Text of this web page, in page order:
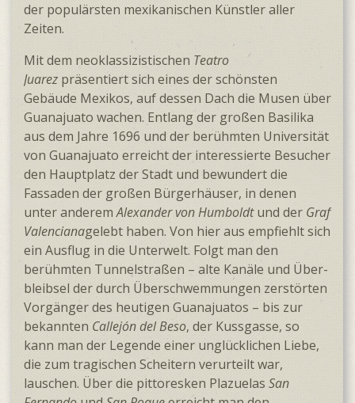
der populärsten mexikanischen Künstler aller
Zeiten.
Mit dem neoklassizistischen Teatro
Juarez präsentiert sich eines der schönsten
Gebäude Mexikos, auf dessen Dach die Musen über
Guana­juato wachen. Entlang der großen Basilika
aus dem Jahre 1696 und der berühmten Uni­versität
von Guana­juato erreicht der interessierte Besucher
den Haupt­platz der Stadt und bewundert die
Fassaden der großen Bürger­häuser, in denen
unter anderemAlexander von Humboldtund der Graf
Valencianagelebt haben. Von hier aus empfiehlt sich
ein Ausflug in die Unter­welt. Folgt man den
berühmten Tunnel­straßen – alte Kanäle und Über­
bleibsel der durch Über­schwemmungen zerstörten
Vor­gänger des heutigen Guana­juatos – bis zur
bekannten Callejón del Beso, der Kussgasse, so
kann man der Legende einer unglück­lichen Liebe,
die zum tragischen Scheitern verur­teilt war,
lauschen. Über die pitto­resken Plazuelas San